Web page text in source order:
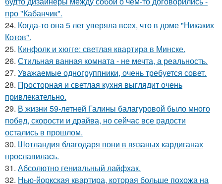
про "Кабанчик".
24. Когда-то она 5 лет уверяла всех, что в доме "Никаких
Котов".
25. Кинфолк и хюгге: светлая квартира в Минске.
26. Стильная ванная комната - не мечта, а реальность.
27. Уважаемые одногруппники, очень требуется совет.
28. Просторная и светлая кухня выглядит очень
привлекательно.
29. В жизни 59-летней Галины балагуровой было много
побед, скорости и драйва, но сейчас все радости
остались в прошлом.
30. Шотландия благодаря пони в вязаных кардиганах
прославилась.
31. Абсолютно гениальный лайфхак.
32. Нью-йоркская квартира, которая больше похожа на